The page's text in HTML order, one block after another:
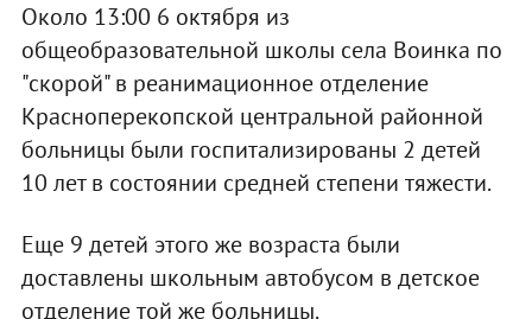
Около 13:00 6 октября из
общеобразовательной школы села Воинка по
"скорой" в реанимационное отделение
Красноперекопской центральной районной
больницы были госпитализированы 2 детей
10 лет в состоянии средней степени тяжести.
Еще 9 детей этого же возраста были
доставлены школьным автобусом в детское
отделение той же больницы.